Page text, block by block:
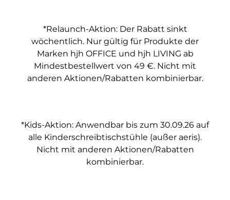
*Relaunch-Aktion: Der Rabatt sinkt
wöchentlich. Nur gültig für Produkte der
Marken hjh OFFICE und hjh LIVING ab
Mindestbestellwert von 49 €. Nicht mit
anderen Aktionen/Rabatten kombinierbar.
*Kids-Aktion: Anwendbar bis zum 30.09.26 auf
alle Kinderschreibtischstühle (außer aeris).
Nicht mit anderen Aktionen/Rabatten
kombinierbar.